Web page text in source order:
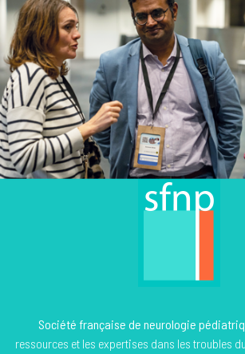
PH selon profil • Service d’affectation
Enfant -Do , […]
Société française de neurologie
ressources et les expertises dans les troubles